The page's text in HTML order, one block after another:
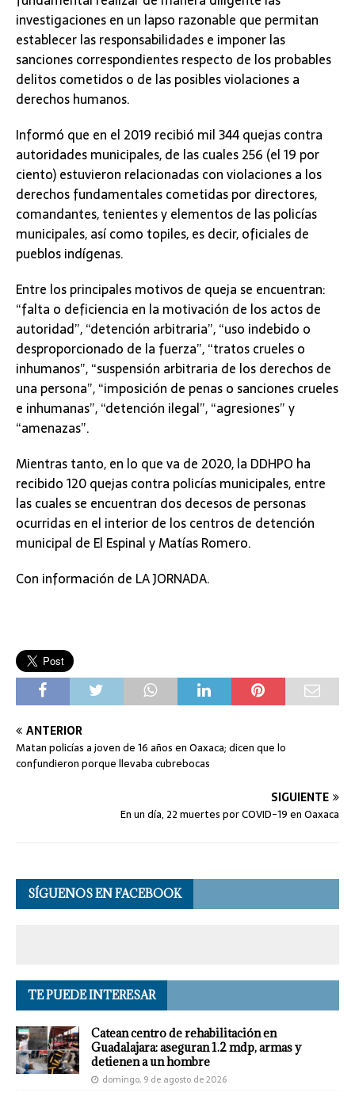
investigaciones en un lapso razonable que permitan
establecer las responsabilidades e imponer las
sanciones correspondientes respecto de los probables
delitos cometidos o de las posibles violaciones a
derechos humanos.
Informó que en el 2019 recibió mil 344 quejas contra
autoridades municipales, de las cuales 256 (el 19 por
ciento) estuvieron relacionadas con violaciones a los
derechos fundamentales cometidas por directores,
comandantes, tenientes y elementos de las policías
municipales, así como topiles, es decir, oficiales de
pueblos indígenas.
Entre los principales motivos de queja se encuentran:
“falta o deficiencia en la motivación de los actos de
autoridad”, “detención arbitraria”, “uso indebido o
desproporcionado de la fuerza”, “tratos crueles o
inhumanos”, “suspensión arbitraria de los derechos de
una persona”, “imposición de penas o sanciones crueles
e inhumanas”, “detención ilegal”, “agresiones” y
“amenazas”.
Mientras tanto, en lo que va de 2020, la DDHPO ha
recibido 120 quejas contra policías municipales, entre
las cuales se encuentran dos decesos de personas
ocurridas en el interior de los centros de detención
municipal de El Espinal y Matías Romero.
Con información de LA JORNADA.
ANTERIOR
Matan policías a joven de 16 años en Oaxaca; dicen que lo
confundieron porque llevaba cubrebocas
SIGUIENTE
En un día, 22 muertes por COVID-19 en Oaxaca
SÍGUENOS EN FACEBOOK
TE PUEDE INTERESAR
Catean centro de rehabilitación en
Guadalajara: aseguran 1.2 mdp, armas y
detienen a un hombre
domingo, 9 de agosto de 2026